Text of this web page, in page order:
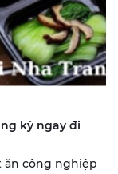
ký ngay đi
ăn công nghiệp